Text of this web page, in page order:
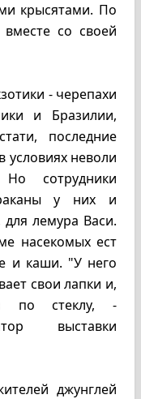
крысятами. По
со своей
- черепахи
и Бразилии,
последние
неволи
сотрудники
у них и
лемура Васи.
насекомых ест
и каши. "У него
свои лапки и,
по стеклу, -
выставки
джунглей